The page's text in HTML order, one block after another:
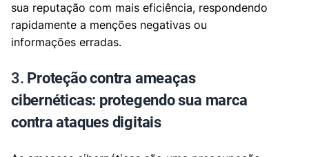
sua reputação com mais eficiência, respondendo
rapidamente a menções negativas ou
informações erradas.
3. Proteção contra ameaças
cibernéticas: protegendo sua marca
contra ataques digitais